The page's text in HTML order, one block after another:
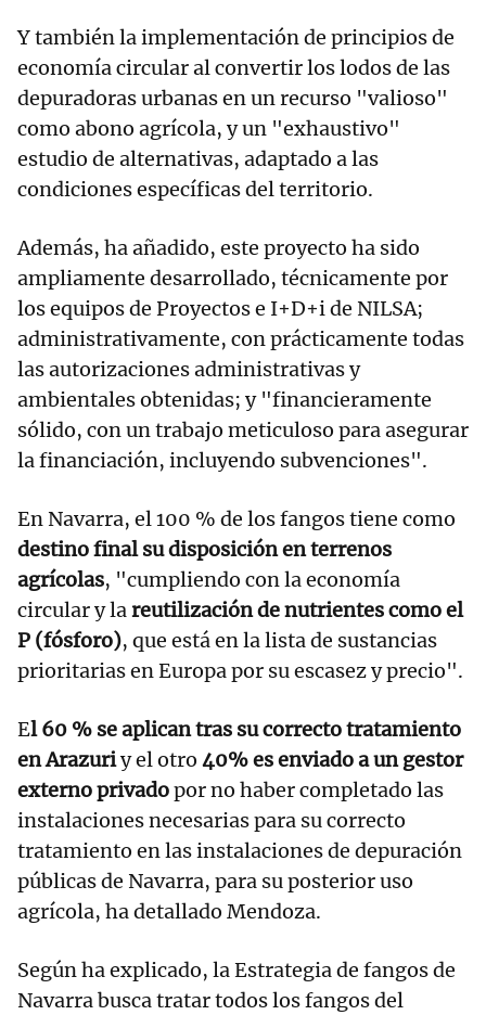
Y también la implementación de principios de
economía circular al convertir los lodos de las
depuradoras urbanas en un recurso "valioso"
como abono agrícola, y un "exhaustivo"
estudio de alternativas, adaptado a las
condiciones específicas del territorio.
Además, ha añadido, este proyecto ha sido
ampliamente desarrollado, técnicamente por
los equipos de Proyectos e I+D+i de NILSA;
administrativamente, con prácticamente todas
las autorizaciones administrativas y
ambientales obtenidas; y "financieramente
sólido, con un trabajo meticuloso para asegurar
la financiación, incluyendo subvenciones".
En Navarra, el 100 % de los fangos tiene como
destino final su disposición en terrenos
agrícolas, "cumpliendo con la economía
circular y lareutilización de nutrientes como el
P (fósforo), que está en la lista de sustancias
prioritarias en Europa por su escasez y precio".
El 60 % se aplican tras su correcto tratamiento
en Arazuriy el otro 40% es enviado a un gestor
externo privadopor no haber completado las
instalaciones necesarias para su correcto
tratamiento en las instalaciones de depuración
públicas de Navarra, para su posterior uso
agrícola, ha detallado Mendoza.
Según ha explicado, la Estrategia de fangos de
Navarra busca tratar todos los fangos del